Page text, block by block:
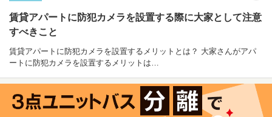
賃貸アパートに防犯カメラを設置する際に大家として注意
すべきこと
賃貸アパートに防犯カメラを設置するメリットとは？ 大家さんがアパ
ートに防犯カメラを設置するメリットは…